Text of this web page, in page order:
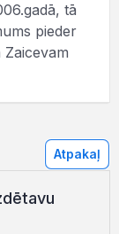
tā
pieder
Atpakaļ